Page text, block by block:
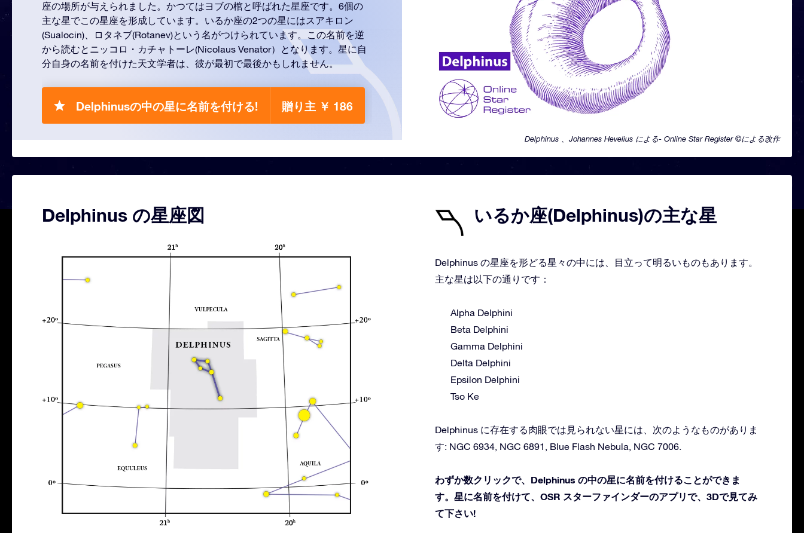
Delphinus 、Johannes Hevelius による- Online Star Register ©による改作
座の場所が与えられました。かつてはヨブの棺と呼ばれた星座です。6個の
主な星でこの星座を形成しています。いるか座の2つの星にはスアキロン
(Sualocin)、ロタネブ(Rotanev)という名がつけられています。この名前を逆
から読むとニッコロ・カチャトーレ(Nicolaus Venator）となります。星に自
分自身の名前を付けた天文学者は、彼が最初で最後かもしれません。
Delphinusの中の星に名前を付ける! 贈り主 ￥ 186
Delphinus の星座図 いるか座(Delphinus)の主な星
Delphinus の星座を形どる星々の中には、目立って明るいものもあります。
主な星は以下の通りです：
Alpha Delphini
Beta Delphini
Gamma Delphini
Delta Delphini
Epsilon Delphini
Tso Ke
Delphinus に存在する肉眼では見られない星には、次のようなものがありま
す: NGC 6934, NGC 6891, Blue Flash Nebula, NGC 7006.
わずか数クリックで、Delphinus の中の星に名前を付けることができま
す。星に名前を付けて、OSR スターファインダーのアプリで、3Dで見てみ
て下さい!